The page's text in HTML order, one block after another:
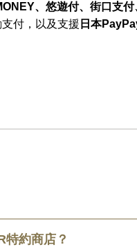
、悠遊付、街口支
付，以及支援 日本
特約商店？